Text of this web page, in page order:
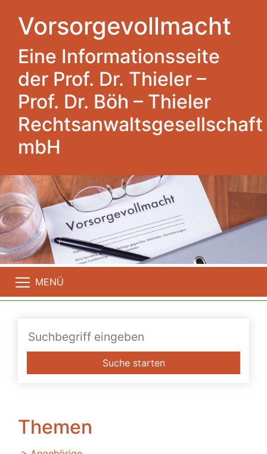
Vorsorgevollmacht
Eine Informationsseite
der Prof. Dr. Thieler –
Prof. Dr. Böh – Thieler
Rechtsanwaltsgesellschaft
mbH
MENÜ
Suche starten
Themen